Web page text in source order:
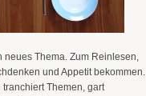
neues Thema. Zum Reinlesen,
und Appetit bekommen.
tranchiert Themen, gart